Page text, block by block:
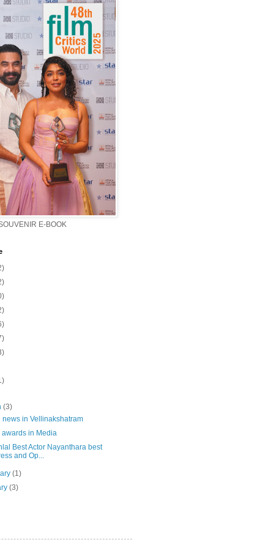
E-BOOK
(3)
news in Vellinakshatram
awards in Media
Best Actor Nayanthara best
and Op...
(1)
(3)